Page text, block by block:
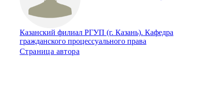
Казанский филиал РГУП (г. Казань). Кафедра
гражданского процессуального права
Страница автора